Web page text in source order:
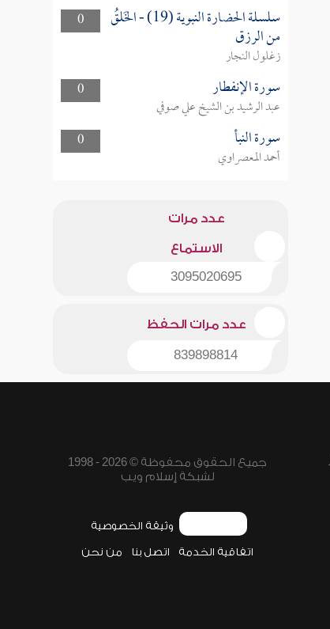
0
سلسلة الحضارة النبوية (19) - الخَلقُ
من الرزق
زغلول النجار
0
سورة الإنفطار
عبد الرشيد بن الشيخ علي صوفي
0
سورة النبأ
أحمد المعصراوي
عدد مرات
الاستماع
3095020695
عدد مرات الحفظ
839898814
جميع الحقوق محفوظة © 2026 - 1998
لشبكة إسلام ويب
وثيقة الخصوصية
اتفاقية الخدمة اتصل بنا من نحن